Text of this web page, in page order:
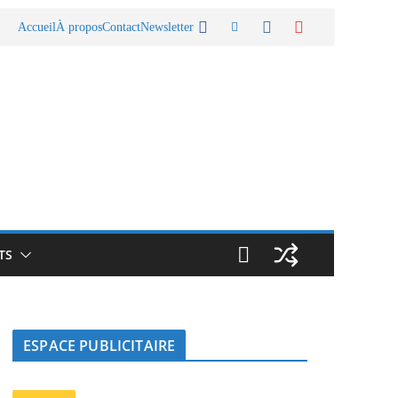
AccueilÀ proposContactNewsletter
ESPACE PUBLICITAIRE